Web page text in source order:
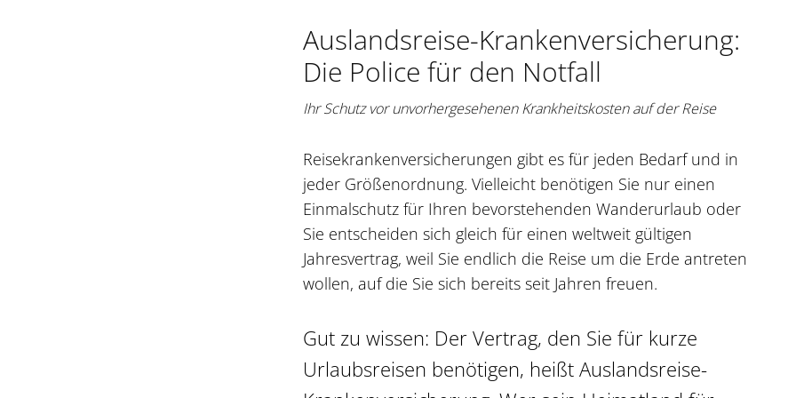
Auslandsreise-Krankenversicherung:
Die Police für den Notfall
Ihr Schutz vor unvorhergesehenen Krankheitskosten auf der Reise
Reisekrankenversicherungen gibt es für jeden Bedarf und in
jeder Größenordnung. Vielleicht benötigen Sie nur einen
Einmalschutz für Ihren bevorstehenden Wanderurlaub oder
Sie entscheiden sich gleich für einen weltweit gültigen
Jahresvertrag, weil Sie endlich die Reise um die Erde antreten
wollen, auf die Sie sich bereits seit Jahren freuen.
Gut zu wissen: Der Vertrag, den Sie für kurze
Urlaubsreisen benötigen, heißt Auslandsreise-